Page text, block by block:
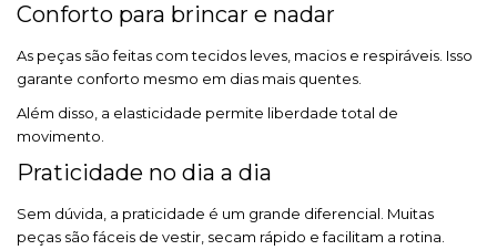
Conforto para brincar e nadar
As peças são feitas com tecidos leves, macios e respiráveis. Isso
garante conforto mesmo em dias mais quentes.
Além disso, a elasticidade permite liberdade total de
movimento.
Praticidade no dia a dia
Sem dúvida, a praticidade é um grande diferencial. Muitas
peças são fáceis de vestir, secam rápido e facilitam a rotina.